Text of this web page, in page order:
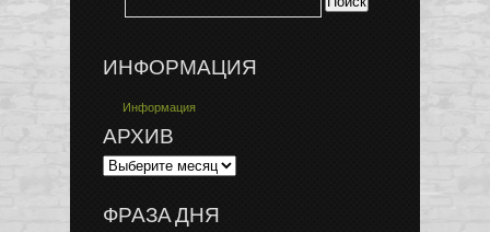
ИНФОРМАЦИЯ
Информация
АРХИВ
ФРАЗА ДНЯ